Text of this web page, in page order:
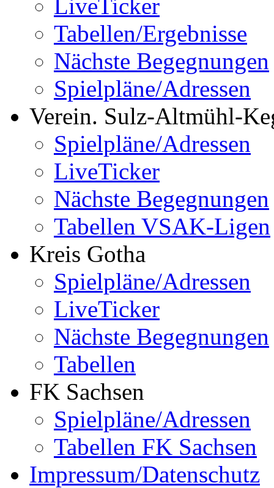
LiveTicker
Tabellen/Ergebnisse
Nächste Begegnungen
Spielpläne/Adressen
Verein. Sulz-Altmühl-
Spielpläne/Adressen
LiveTicker
Nächste Begegnungen
Tabellen VSAK-Ligen
Kreis Gotha
Spielpläne/Adressen
LiveTicker
Nächste Begegnungen
Tabellen
FK Sachsen
Spielpläne/Adressen
Tabellen FK Sachsen
Impressum/Datenschutz